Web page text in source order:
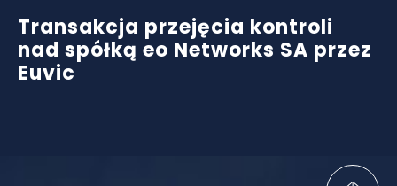
Transakcja przejęcia kontroli
nad spółką eo Networks SA przez
Euvic